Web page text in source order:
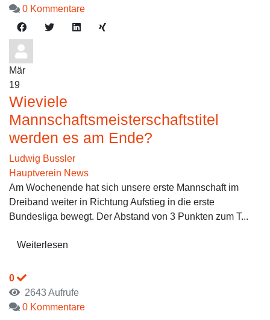
0 Kommentare
Mär
19
Wieviele
Mannschaftsmeisterschaftstitel
werden es am Ende?
Ludwig Bussler
Hauptverein News
Am Wochenende hat sich unsere erste Mannschaft im
Dreiband weiter in Richtung Aufstieg in die erste
Bundesliga bewegt. Der Abstand von 3 Punkten zum T...
Weiterlesen
0
2643 Aufrufe
0 Kommentare